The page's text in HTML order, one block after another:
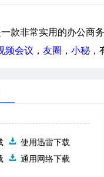
非常实用的办公商务
频会议 ， 友圈 ， 小秘
使用迅雷下载
通用网络下载